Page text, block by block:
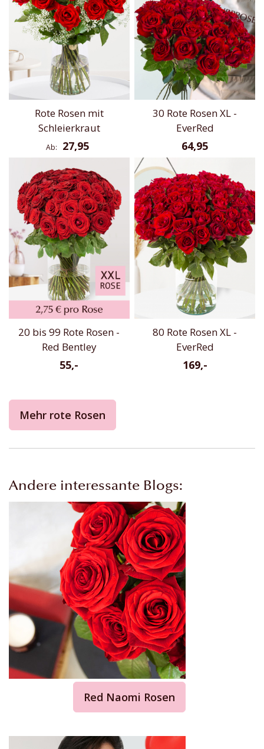
Rote Rosen mit
Schleierkraut
Ab 27,95
30 Rote Rosen XL -
EverRed
64,95
20 bis 99 Rote Rosen -
Red Bentley
55,-
80 Rote Rosen XL -
EverRed
169,-
Mehr rote Rosen
Andere interessante Blogs:
Red Naomi Rosen